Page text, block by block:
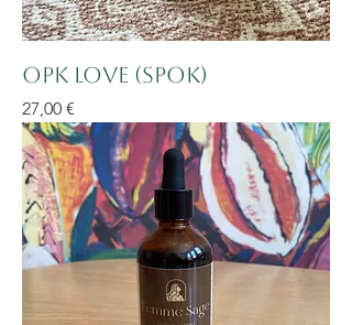
OPK love (SPOK)
Prix
27,00 €